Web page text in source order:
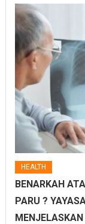
HEALTH
BENARKAH
PARU ?